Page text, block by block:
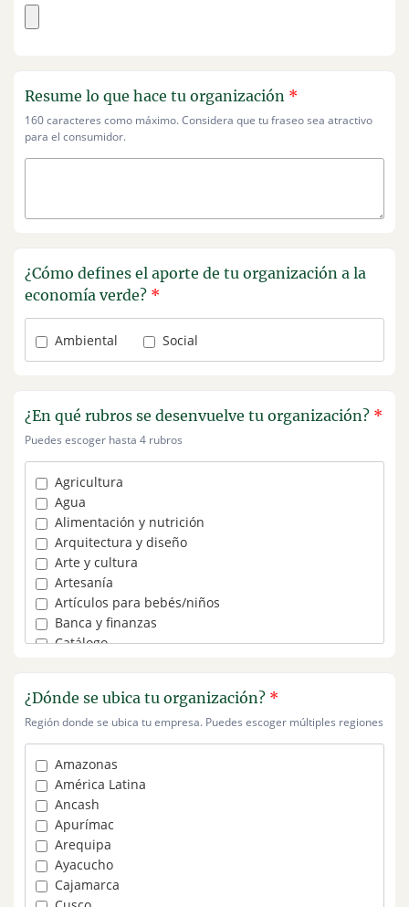
Resume lo que hace tu organización *
160 caracteres como máximo. Considera que tu fraseo sea atractivo
para el consumidor.
¿Cómo defines el aporte de tu organización a la
economía verde? *
Ambiental Social
¿En qué rubros se desenvuelve tu organización? *
Puedes escoger hasta 4 rubros
Agricultura
Agua
Alimentación y nutrición
Arquitectura y diseño
Arte y cultura
Artesanía
Artículos para bebés/niños
Banca y finanzas
Catálogo
Conservación
Construcción
Consultoría
Consumo responsable
Deportes y entretenimiento
Educación
Energía
Fotografía y audiovisual
Ganadería
Hogar y decoración
¿Dónde se ubica tu organización? *
Región donde se ubica tu empresa. Puedes escoger múltiples regiones
Amazonas
América Latina
Ancash
Apurímac
Arequipa
Ayacucho
Cajamarca